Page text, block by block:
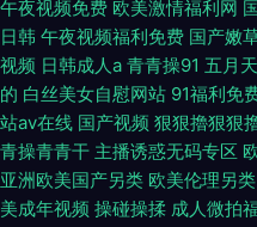
午夜视频免费 欧美激情福利网
日韩 午夜视频福利免费 国产嫩
视频 日韩成人a 青青操91 五月
的 白丝美女自慰网站 91福利免
站av在线 国产视频 狠狠擼狠狠
青操青青干 主播诱惑无码专区
亚洲欧美国产另类 欧美伦理另类
美成年视频 操碰操揉 成人微拍